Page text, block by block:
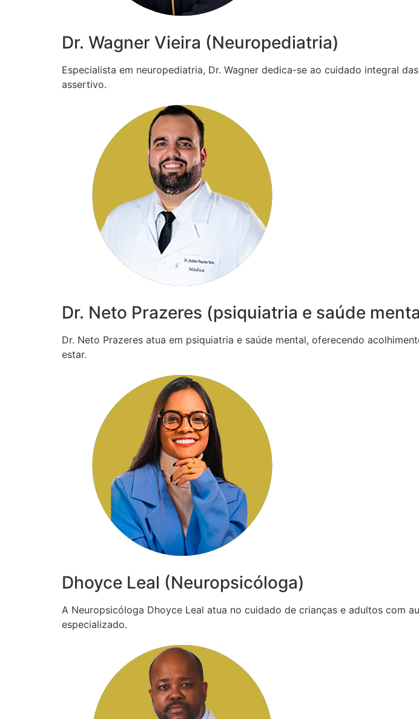
Dr. Wagner Vieira (Neuropediatria)
Especialista em neuropediatria, Dr. Wagner dedica-se ao cuidado integral
assertivo.
Dr. Neto Prazeres (psiquiatria e saúde
Dr. Neto Prazeres atua em psiquiatria e saúde mental, oferecendo
estar.
Dhoyce Leal (Neuropsicóloga)
A Neuropsicóloga Dhoyce Leal atua no cuidado de crianças e adultos com
especializado.